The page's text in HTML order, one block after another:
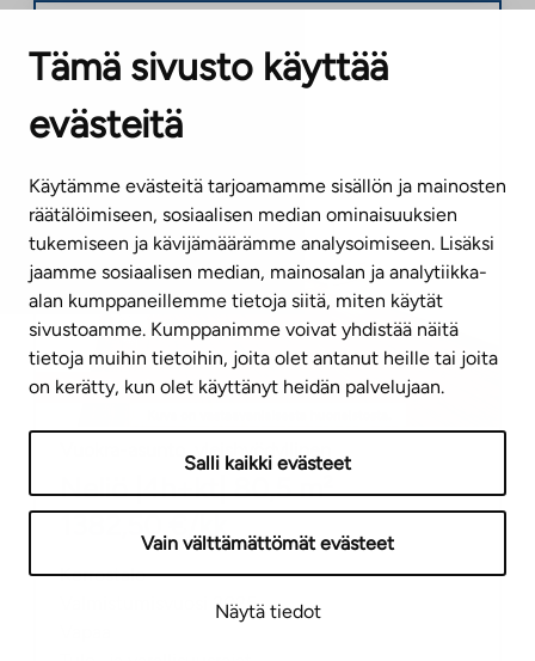
Tämä sivusto käyttää
evästeitä
Käytämme evästeitä tarjoamamme sisällön ja mainosten
räätälöimiseen, sosiaalisen median ominaisuuksien
tukemiseen ja kävijämäärämme analysoimiseen. Lisäksi
jaamme sosiaalisen median, mainosalan ja analytiikka-
alan kumppaneillemme tietoja siitä, miten käytät
sivustoamme. Kumppanimme voivat yhdistää näitä
tietoja muihin tietoihin, joita olet antanut heille tai joita
on kerätty, kun olet käyttänyt heidän palvelujaan.
Salli kaikki evästeet
Vain välttämättömät evästeet
Näytä tiedot
Konalantie 60 C 115
Uudiskohde
, yleishyödyllinen
Neliö|4h+kt|80,5 m²
Kerrostalo
2025